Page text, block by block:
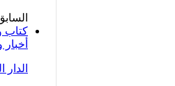
كتاب
الدار